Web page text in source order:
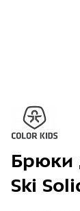
Брюки
Ski